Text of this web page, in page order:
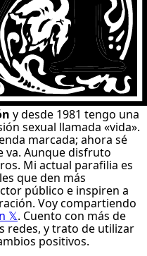
y desde 1981 tengo una
sexual llamada «vida».
marcada; ahora sé
va. Aunque disfruto
Mi actual parafilia es
que den más
público e inspiren a
Voy compartiendo
𝕏. Cuento con más de
redes, y trato de utilizar
positivos.